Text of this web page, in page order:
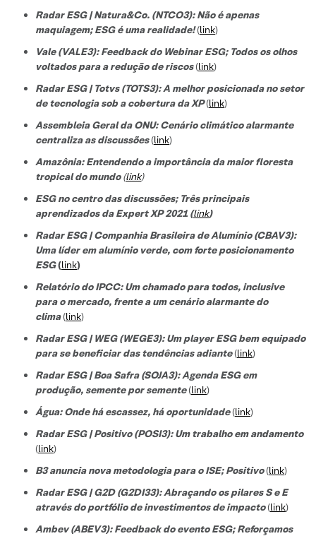
Radar ESG | Natura&Co. (NTCO3): Não é apenas
maquiagem; ESG é uma realidade!(link)
Vale (VALE3): Feedback do Webinar ESG; Todos os olhos
voltados para a redução de riscos(link)
Radar ESG | Totvs (TOTS3): A melhor posicionada no setor
de tecnologia sob a cobertura da XP(link)
Assembleia Geral da ONU: Cenário climático alarmante
centraliza as discussões(link)
Amazônia: Entendendo a importância da maior floresta
tropical do mundo (link)
ESG no centro das discussões; Três principais
aprendizados da Expert XP 2021 (link)
Radar ESG | Companhia Brasileira de Alumínio (CBAV3):
Uma líder em alumínio verde, com forte posicionamento
ESG(link)
Relatório do IPCC: Um chamado para todos, inclusive
para o mercado, frente a um cenário alarmante do
clima(link)
Radar ESG | WEG (WEGE3): Um player ESG bem equipado
para se beneficiar das tendências adiante(link)
Radar ESG | Boa Safra (SOJA3): Agenda ESG em
produção, semente por semente(link)
Água: Onde há escassez, há oportunidade(link)
Radar ESG | Positivo (POSI3): Um trabalho em andamento
(link)
B3 anuncia nova metodologia para o ISE; Positivo(link)
Radar ESG | G2D (G2DI33): Abraçando os pilares S e E
através do portfólio de investimentos de impacto(link)
Ambev (ABEV3): Feedback do evento ESG; Reforçamos